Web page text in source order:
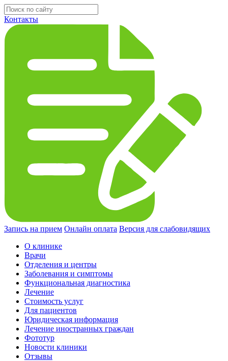
Контакты
Запись на прием Онлайн оплата Версия для слабовидящих
О клинике
Врачи
Отделения и центры
Заболевания и симптомы
Функциональная диагностика
Лечение
Стоимость услуг
Для пациентов
Юридическая информация
Лечение иностранных граждан
Фототур
Новости клиники
Отзывы